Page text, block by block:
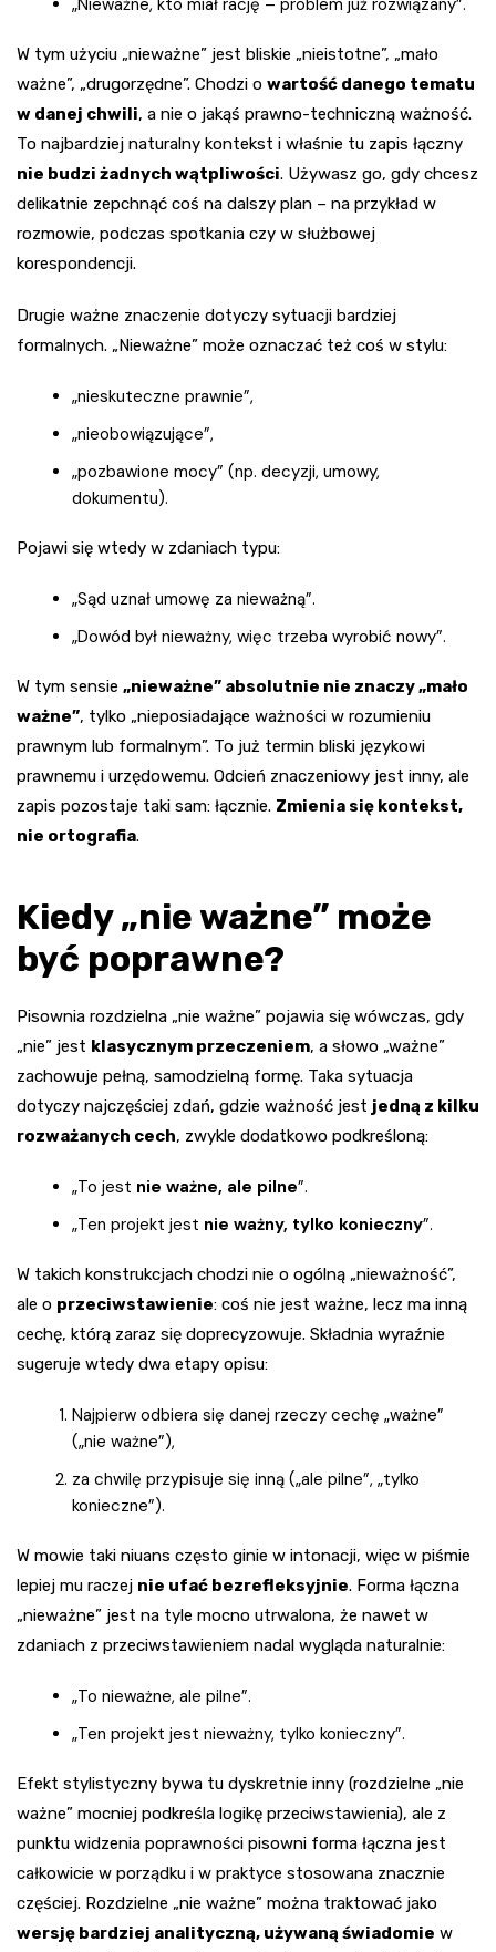
„Nieważne, kto miał rację – problem już rozwiązany”.
W tym użyciu „nieważne” jest bliskie „nieistotne”, „mało
ważne”, „drugorzędne”. Chodzi o wartość danego tematu
w danej chwili, a nie o jakąś prawno-techniczną ważność.
To najbardziej naturalny kontekst i właśnie tu zapis łączny
nie budzi żadnych wątpliwości. Używasz go, gdy chcesz
delikatnie zepchnąć coś na dalszy plan – na przykład w
rozmowie, podczas spotkania czy w służbowej
korespondencji.
Drugie ważne znaczenie dotyczy sytuacji bardziej
formalnych. „Nieważne” może oznaczać też coś w stylu:
„nieskuteczne prawnie”,
„nieobowiązujące”,
„pozbawione mocy” (np. decyzji, umowy,
dokumentu).
Pojawi się wtedy w zdaniach typu:
„Sąd uznał umowę za nieważną”.
„Dowód był nieważny, więc trzeba wyrobić nowy”.
W tym sensie „nieważne” absolutnie nie znaczy „mało
ważne”, tylko „nieposiadające ważności w rozumieniu
prawnym lub formalnym”. To już termin bliski językowi
prawnemu i urzędowemu. Odcień znaczeniowy jest inny, ale
zapis pozostaje taki sam: łącznie. Zmienia się kontekst,
nie ortografia.
Kiedy „nie ważne” może
być poprawne?
Pisownia rozdzielna „nie ważne” pojawia się wówczas, gdy
„nie” jest klasycznym przeczeniem, a słowo „ważne”
zachowuje pełną, samodzielną formę. Taka sytuacja
dotyczy najczęściej zdań, gdzie ważność jest jedną z kilku
rozważanych cech, zwykle dodatkowo podkreśloną:
„To jest nie ważne, ale pilne”.
„Ten projekt jest nie ważny, tylko konieczny”.
W takich konstrukcjach chodzi nie o ogólną „nieważność”,
ale o przeciwstawienie: coś nie jest ważne, lecz ma inną
cechę, którą zaraz się doprecyzowuje. Składnia wyraźnie
sugeruje wtedy dwa etapy opisu:
Najpierw odbiera się danej rzeczy cechę „ważne”
(„nie ważne”),
za chwilę przypisuje się inną („ale pilne”, „tylko
konieczne”).
W mowie taki niuans często ginie w intonacji, więc w piśmie
lepiej mu raczej nie ufać bezrefleksyjnie. Forma łączna
„nieważne” jest na tyle mocno utrwalona, że nawet w
zdaniach z przeciwstawieniem nadal wygląda naturalnie:
„To nieważne, ale pilne”.
„Ten projekt jest nieważny, tylko konieczny”.
Efekt stylistyczny bywa tu dyskretnie inny (rozdzielne „nie
ważne” mocniej podkreśla logikę przeciwstawienia), ale z
punktu widzenia poprawności pisowni forma łączna jest
całkowicie w porządku i w praktyce stosowana znacznie
częściej. Rozdzielne „nie ważne” można traktować jako
wersję bardziej analityczną, używaną świadomie w